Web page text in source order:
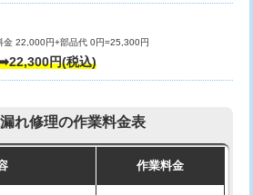
）
さ10㎝まで）
超え） 38,500円
金 22,000円+部品代 0円=25,300円
円(税込)
れ修理の作業料金表
作業料金